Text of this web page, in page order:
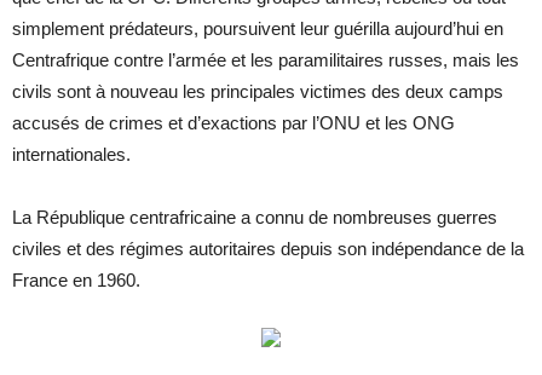
simplement prédateurs, poursuivent leur guérilla aujourd’hui en
Centrafrique contre l’armée et les paramilitaires russes, mais les
civils sont à nouveau les principales victimes des deux camps
accusés de crimes et d’exactions par l’ONU et les ONG
internationales.
La République centrafricaine a connu de nombreuses guerres
civiles et des régimes autoritaires depuis son indépendance de la
France en 1960.